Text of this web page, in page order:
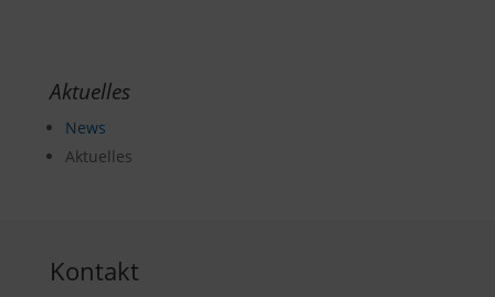
Aktuelles
News
Aktuelles
Kontakt